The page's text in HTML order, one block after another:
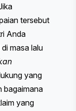
tersebut
Anda
masa lalu
yang
bagaimana
yang